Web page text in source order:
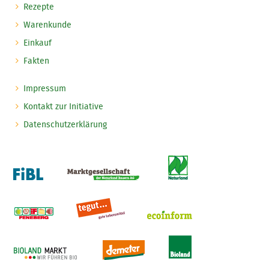
Rezepte
Warenkunde
Einkauf
Fakten
Impressum
Kontakt zur Initiative
Datenschutzerklärung